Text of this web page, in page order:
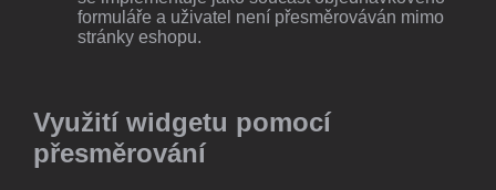
formuláře a uživatel není přesměrováván mimo
stránky eshopu.
Využití widgetu pomocí
přesměrování